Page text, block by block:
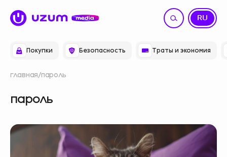
Покупки Безопасность Траты и экономия
RU
UZ
главная пароль
пароль